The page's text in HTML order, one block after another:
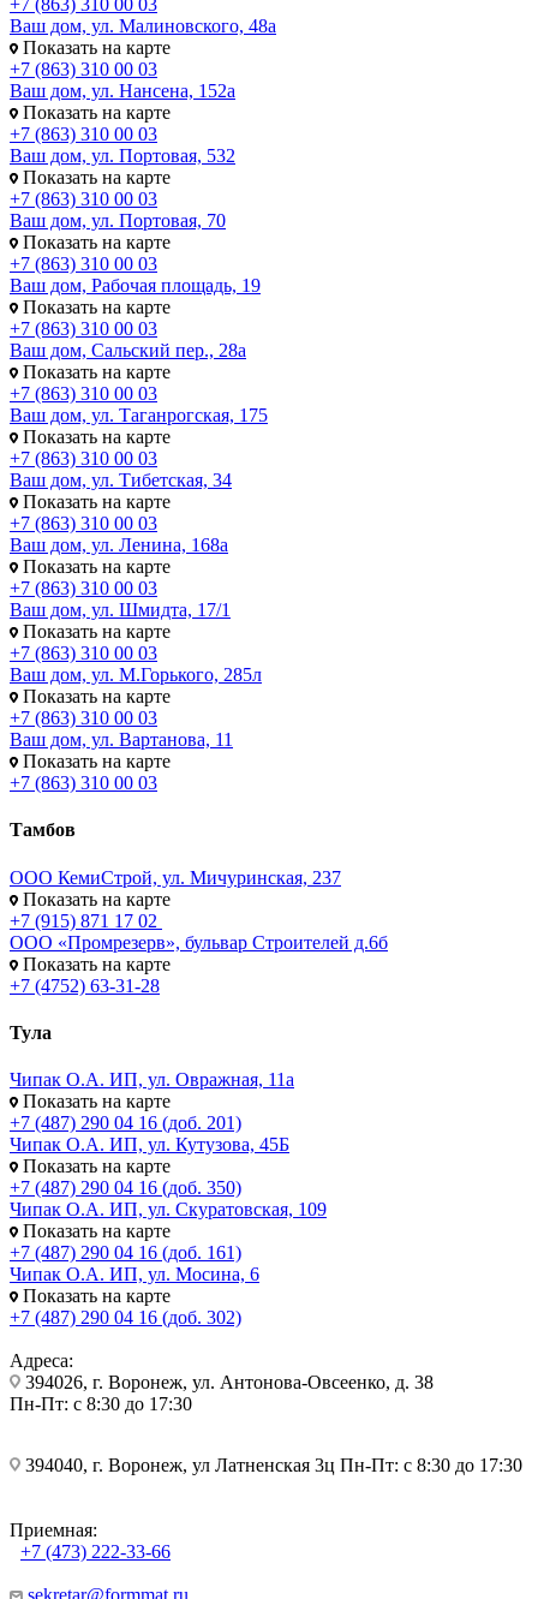
+7 (863) 310 00 03
Ваш дом, ул. Малиновского, 48а
Показать на карте
+7 (863) 310 00 03
Ваш дом, ул. Нансена, 152а
Показать на карте
+7 (863) 310 00 03
Ваш дом, ул. Портовая, 532
Показать на карте
+7 (863) 310 00 03
Ваш дом, ул. Портовая, 70
Показать на карте
+7 (863) 310 00 03
Ваш дом, Рабочая площадь, 19
Показать на карте
+7 (863) 310 00 03
Ваш дом, Сальский пер., 28а
Показать на карте
+7 (863) 310 00 03
Ваш дом, ул. Таганрогская, 175
Показать на карте
+7 (863) 310 00 03
Ваш дом, ул. Тибетская, 34
Показать на карте
+7 (863) 310 00 03
Ваш дом, ул. Ленина, 168а
Показать на карте
+7 (863) 310 00 03
Ваш дом, ул. Шмидта, 17/1
Показать на карте
+7 (863) 310 00 03
Ваш дом, ул. М.Горького, 285л
Показать на карте
+7 (863) 310 00 03
Ваш дом, ул. Вартанова, 11
Показать на карте
+7 (863) 310 00 03
Тамбов
ООО КемиСтрой, ул. Мичуринская, 237
Показать на карте
+7 (915) 871 17 02
ООО «Промрезерв», бульвар Строителей д.6б
Показать на карте
+7 (4752) 63-31-28
Тула
Чипак О.А. ИП, ул. Овражная, 11а
Показать на карте
+7 (487) 290 04 16 (доб. 201)
Чипак О.А. ИП, ул. Кутузова, 45Б
Показать на карте
+7 (487) 290 04 16 (доб. 350)
Чипак О.А. ИП, ул. Скуратовская, 109
Показать на карте
+7 (487) 290 04 16 (доб. 161)
Чипак О.А. ИП, ул. Мосина, 6
Показать на карте
+7 (487) 290 04 16 (доб. 302)
Адреса:
394026, г. Воронеж, ул. Антонова-Овсеенко, д. 38
Пн-Пт: с 8:30 до 17:30
394040, г. Воронеж, ул Латненская 3ц Пн-Пт: с 8:30 до 17:30
Приемная:
+7 (473) 222-33-66